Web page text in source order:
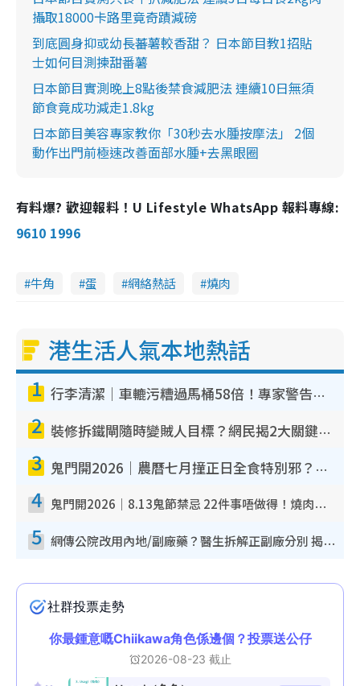
攝取18000卡路里竟奇蹟減磅
到底圓身抑或幼長蕃薯較香甜？ 日本節目教1招貼
士如何目測揀甜番薯
日本節目實測晚上8點後禁食減肥法 連續10日無須
節食竟成功減走1.8kg
日本節目美容專家教你「30秒去水腫按摩法」 2個
動作出門前極速改善面部水腫+去黑眼圈
有料爆? 歡迎報料！U Lifestyle WhatsApp 報料專線:
9610 1996
牛角 蛋 網絡熱話 燒肉
港生活人氣本地熱話
1 行李清潔｜車轆污糟過馬桶58倍！專家警告忌用酒精抹 教1招免污手除菌
2 裝修拆鐵閘隨時變賊人目標？網民揭2大關鍵用途：裝新式等於白裝？附新舊鐵閘分別
3 鬼門開2026｜農曆七月撞正日全食特別邪？專家警告切忌做一事！揭4大禁忌+2招保平安
4 鬼門開2026｜8.13鬼節禁忌 22件事唔做得！燒肉、刺身要少食？半夜勿吹口哨/打呢個電話
5 網傳公院改用內地/副廠藥？醫生拆解正副廠分別 揭4類人換藥隨時出事